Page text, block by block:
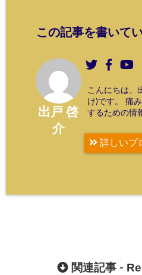
この記事を書いて
出戸 啓
介
こんにちは、
け)です。 痛
するための情
詳しいプ
関連記事 -